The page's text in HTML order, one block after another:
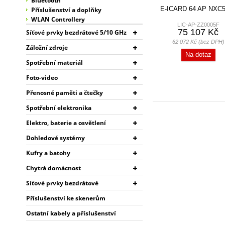
E-ICARD 64 AP
LIC-AP-ZZ0005F
75 107 Kč
62 072 Kč (bez DPH)
Na dotaz
Příslušenství a doplňky
WLAN Controllery
Síťové prvky bezdrátové 5/10 GHz
Záložní zdroje
Spotřební materiál
Foto-video
Přenosné paměti a čtečky
Spotřební elektronika
Elektro, baterie a osvětlení
Dohledové systémy
Kufry a batohy
Chytrá domácnost
Síťové prvky bezdrátové
Příslušenství ke skenerům
Ostatní kabely a příslušenství